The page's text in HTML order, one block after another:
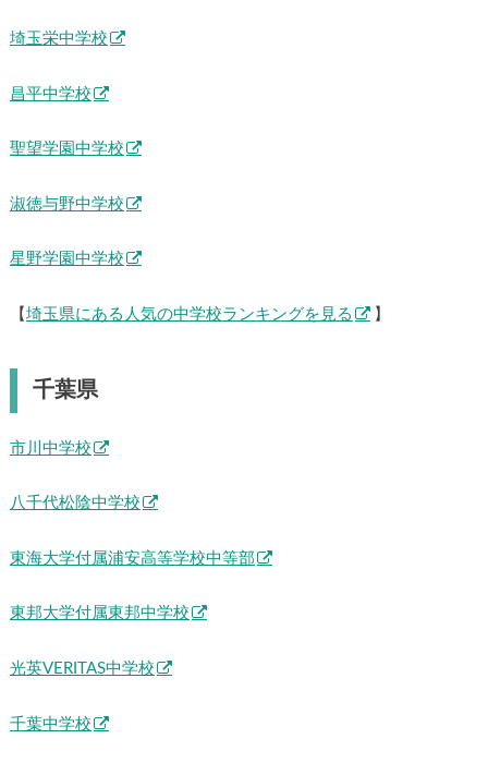
埼玉栄中学校
昌平中学校
聖望学園中学校
淑徳与野中学校
星野学園中学校
【 埼玉県にある人気の中学校ランキングを見る 】
千葉県
市川中学校
八千代松陰中学校
東海大学付属浦安高等学校中等部
東邦大学付属東邦中学校
光英VERITAS中学校
千葉中学校